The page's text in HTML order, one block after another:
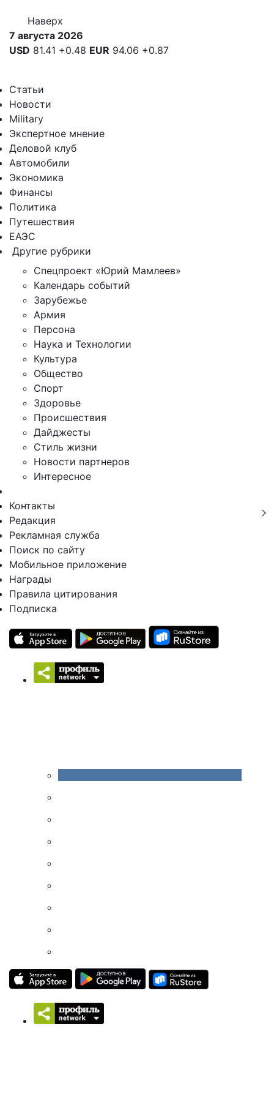
Наверх
7 августа 2026
USD 81.41 +0.48 EUR 94.06 +0.87
Статьи
Новости
Military
Экспертное мнение
Деловой клуб
Автомобили
Экономика
Финансы
Политика
Путешествия
ЕАЭС
Другие рубрики
Спецпроект «Юрий Мамлеев»
Календарь событий
Зарубежье
Армия
Персона
Наука и Технологии
Культура
Общество
Спорт
Здоровье
Происшествия
Дайджесты
Стиль жизни
Новости партнеров
Интересное
Контакты
Редакция
Рекламная служба
Поиск по сайту
Мобильное приложение
Награды
Правила цитирования
Подписка